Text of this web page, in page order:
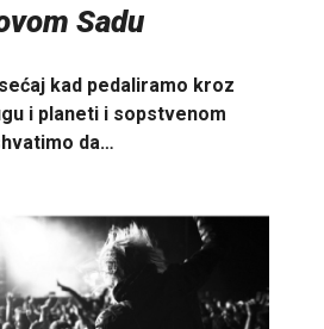
Sadu
kad pedaliramo kroz
i planeti i sopstvenom
da…